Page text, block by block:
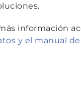
información
y el manual